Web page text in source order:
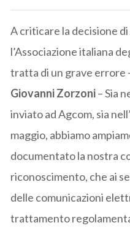
A criticare la decisione
l’Associazione italiana
tratta di un grave errore
Giovanni Zorzoni– Sia
inviato ad Agcom, sia
maggio, abbiamo
documentato la nostra
riconoscimento, che ai
delle comunicazioni
trattamento